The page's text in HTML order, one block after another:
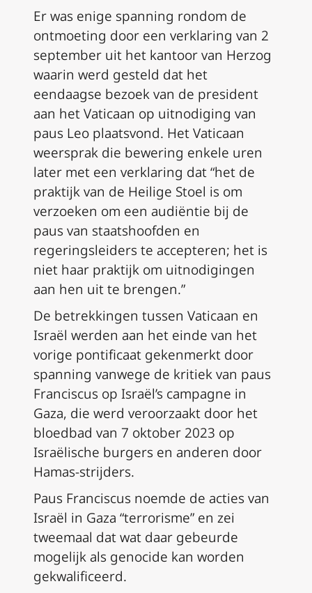
Er was enige spanning rondom de
ontmoeting door een verklaring van 2
september uit het kantoor van Herzog
waarin werd gesteld dat het
eendaagse bezoek van de president
aan het Vaticaan op uitnodiging van
paus Leo plaatsvond. Het Vaticaan
weersprak die bewering enkele uren
later met een verklaring dat “het de
praktijk van de Heilige Stoel is om
verzoeken om een audiëntie bij de
paus van staatshoofden en
regeringsleiders te accepteren; het is
niet haar praktijk om uitnodigingen
aan hen uit te brengen.”
De betrekkingen tussen Vaticaan en
Israël werden aan het einde van het
vorige pontificaat gekenmerkt door
spanning vanwege de kritiek van paus
Franciscus op Israël’s campagne in
Gaza, die werd veroorzaakt door het
bloedbad van 7 oktober 2023 op
Israëlische burgers en anderen door
Hamas-strijders.
Paus Franciscus noemde de acties van
Israël in Gaza “terrorisme” en zei
tweemaal dat wat daar gebeurde
mogelijk als genocide kan worden
gekwalificeerd.